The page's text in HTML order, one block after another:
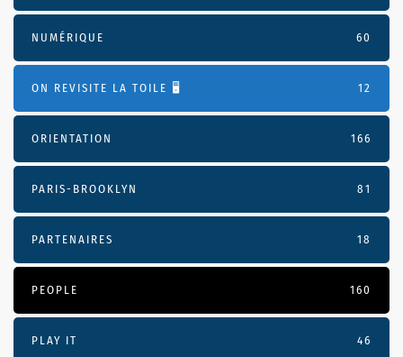
NUMÉRIQUE 60
ON REVISITE LA TOILE 🖥️ 12
ORIENTATION 166
PARIS-BROOKLYN 81
PARTENAIRES 18
PEOPLE 160
PLAY IT 46